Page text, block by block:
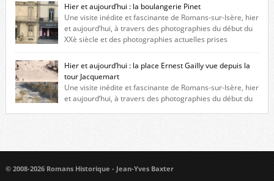
Hier et aujourd’hui : la boulangerie Pinet
Une visite inédite et fascinante de Romans-sur-Isère, hier
et aujourd’hui, à travers des photographies du début du
XXè siècle et des photographies actuelles prises
exactement dans le même cadre ! A l’angle de la place Jean Jaurès et de
l’avenue Victor Hugo (à côté d’Intermarché), à Romans. La boulangerie
Jules Pinet est inscrite dans le […]
Hier et aujourd’hui : la place Ernest Gailly vue depuis la
tour Jacquemart
Une visite inédite et fascinante de Romans-sur-Isère, hier
et aujourd’hui, à travers des photographies du début du
© 2008-2026 Romans Historique - Jean-Yves Baxter